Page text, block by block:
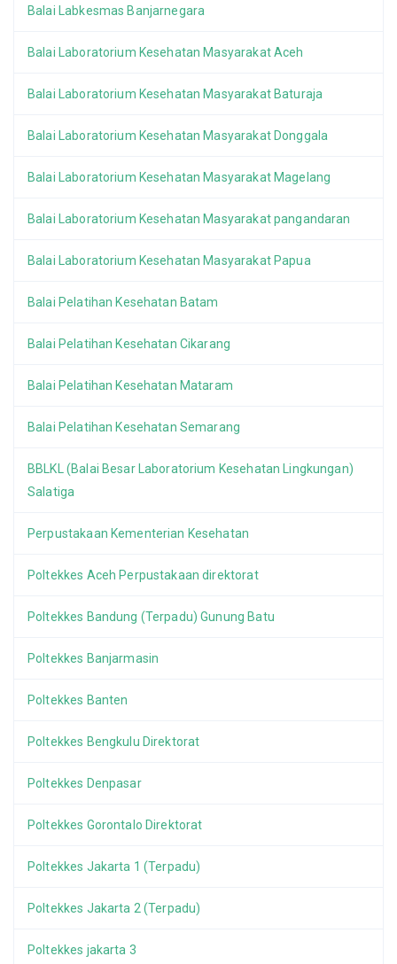
Balai Labkesmas Banjarnegara
Balai Laboratorium Kesehatan Masyarakat Aceh
Balai Laboratorium Kesehatan Masyarakat Baturaja
Balai Laboratorium Kesehatan Masyarakat Donggala
Balai Laboratorium Kesehatan Masyarakat Magelang
Balai Laboratorium Kesehatan Masyarakat pangandaran
Balai Laboratorium Kesehatan Masyarakat Papua
Balai Pelatihan Kesehatan Batam
Balai Pelatihan Kesehatan Cikarang
Balai Pelatihan Kesehatan Mataram
Balai Pelatihan Kesehatan Semarang
BBLKL (Balai Besar Laboratorium Kesehatan Lingkungan)
Salatiga
Perpustakaan Kementerian Kesehatan
Poltekkes Aceh Perpustakaan direktorat
Poltekkes Bandung (Terpadu) Gunung Batu
Poltekkes Banjarmasin
Poltekkes Banten
Poltekkes Bengkulu Direktorat
Poltekkes Denpasar
Poltekkes Gorontalo Direktorat
Poltekkes Jakarta 1 (Terpadu)
Poltekkes Jakarta 2 (Terpadu)
Poltekkes jakarta 3